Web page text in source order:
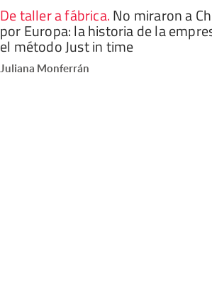
De taller a fábrica.No miraron a
por Europa: la historia de la
el método Just in time
Juliana Monferrán